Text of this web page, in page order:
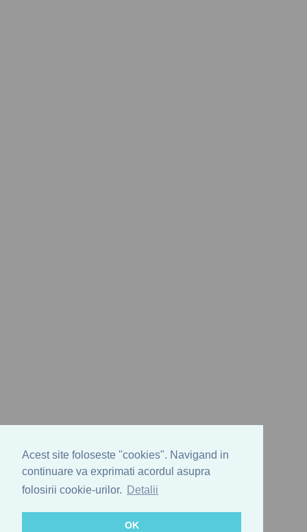
Acest site foloseste "cookies". Navigand in
continuare va exprimati acordul asupra
folosirii cookie-urilor.
Detalii
OK